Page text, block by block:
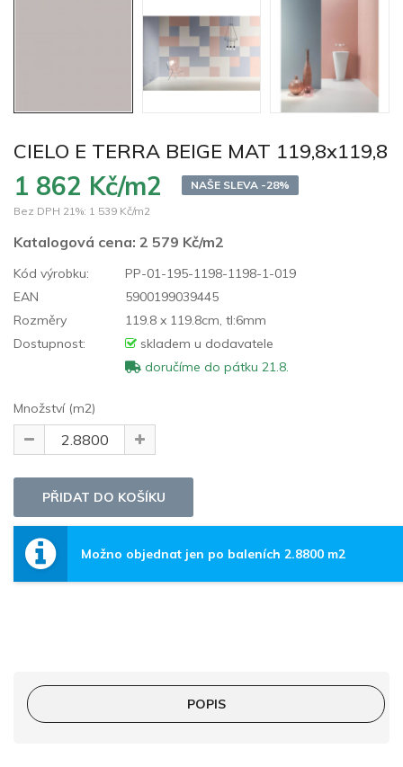
CIELO E TERRA BEIGE MAT 119,8x119,8
1 862 Kč/m2
NAŠE SLEVA -28%
Bez DPH 21%: 1 539 Kč/m2
Katalogová cena: 2 579 Kč/m2
Kód výrobku:
PP-01-195-1198-1198-1-019
EAN
5900199039445
Rozměry
119.8 x 119.8cm, tl:6mm
Dostupnost:
skladem u dodavatele
doručíme do pátku 21.8.
Množství (m2)
Možno objednat jen po baleních 2.8800 m2
POPIS